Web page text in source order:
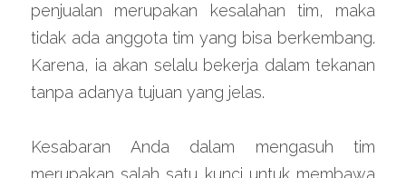
penjualan merupakan kesalahan tim, maka
tidak ada anggota tim yang bisa berkembang.
Karena, ia akan selalu bekerja dalam tekanan
tanpa adanya tujuan yang jelas.
Kesabaran Anda dalam mengasuh tim
merupakan salah satu kunci untuk membawa